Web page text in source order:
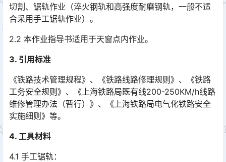
切割、锯轨作业（淬火钢轨和高强度耐磨钢轨，一般不适
合采用手工锯轨作业）。
2.2 本作业指导书适用于天窗点内作业。
3. 引用标准
《铁路技术管理规程》、《铁路线路修理规则》、《铁路
工务安全规则》、《上海铁路局既有线200-250KM/h线路
维修管理办法（暂行）》、《上海铁路局电气化铁路安全
实施细则》等。󠅅󠅃󠄵󠅂󠄪󠇖󠆨󠆨󠇕󠆞󠆒󠅬󠇘󠆭󠆘󠇙󠆝󠅵󠇗󠆭󠆁󠄐󠇗󠅹󠅸󠇖󠆍󠅳󠇖󠅹󠅰󠇖󠆌󠅹
4. 工具材料
4.1 手工锯轨：